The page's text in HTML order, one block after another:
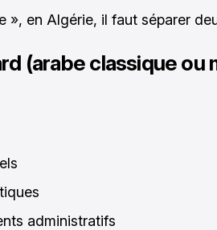
», en Algérie, il faut séparer
(arabe classique ou
administratifs